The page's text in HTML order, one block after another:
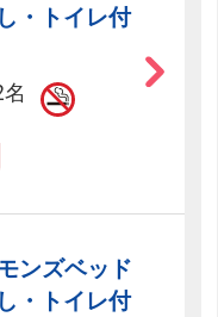
・トイレ付
ンズベッド
・トイレ付